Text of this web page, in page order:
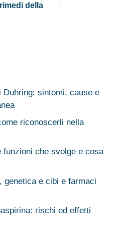
rimedi della
Duhring: sintomi, cause e
riconoscerli nella
che svolge e cosa
genetica e cibi e farmaci
rischi ed effetti